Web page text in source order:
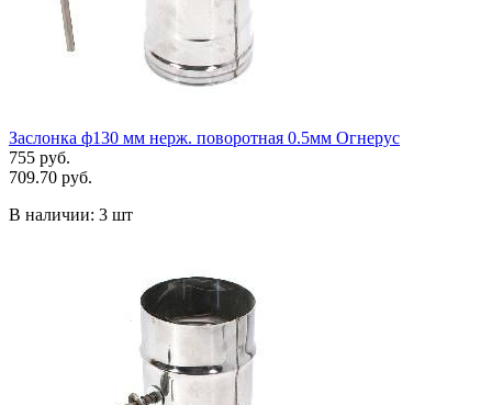
Заслонка ф130 мм нерж. поворотная 0.5мм Огнерус
755 руб.
709.70 руб.
В наличии: 3 шт